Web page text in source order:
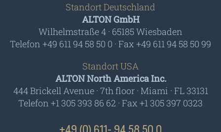
Standort Deutschland
ALTON GmbH
Wilhelmstraße 4 · 65185 Wiesbaden
Telefon +49 611 94 58 50 0 · Fax +49 611 94 58 50 99
Standort USA
ALTON North America Inc.
444 Brickell Avenue · 7th floor · Miami · FL 33131
Telefon +1 305 393 86 62 · Fax +1 305 397 0323